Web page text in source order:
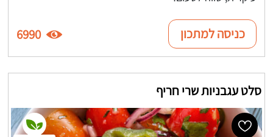
כניסה למתכון 6990
סלט עגבניות שרי חריף